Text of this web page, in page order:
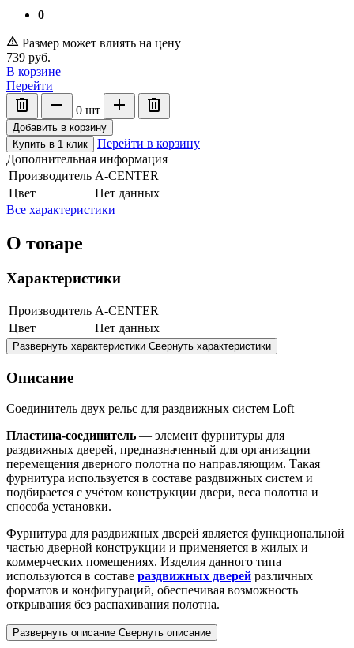
0
Размер может влиять на цену
739 руб.
В корзине
Перейти
0 шт
Добавить в корзину
Купить в 1 клик
Перейти в корзину
Дополнительная информация
Производитель A-CENTER
Цвет
Нет данных
Все характеристики
О товаре
Характеристики
Производитель A-CENTER
Цвет
Нет данных
Развернуть характеристики Свернуть характеристики
Описание
Соединитель двух рельс для раздвижных систем Loft
Пластина-соединитель — элемент фурнитуры для
раздвижных дверей, предназначенный для организации
перемещения дверного полотна по направляющим. Такая
фурнитура используется в составе раздвижных систем и
подбирается с учётом конструкции двери, веса полотна и
способа установки.
Фурнитура для раздвижных дверей является функциональной
частью дверной конструкции и применяется в жилых и
коммерческих помещениях. Изделия данного типа
используются в составе раздвижных дверей различных
форматов и конфигураций, обеспечивая возможность
открывания без распахивания полотна.
Развернуть описание Свернуть описание